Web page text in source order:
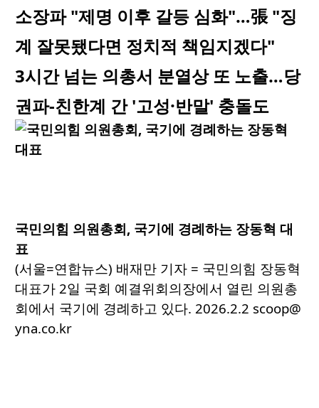
소장파 "제명 이후 갈등 심화"…張 "징
계 잘못됐다면 정치적 책임지겠다"
3시간 넘는 의총서 분열상 또 노출…당
권파-친한계 간 '고성·반말' 충돌도
국민의힘 의원총회, 국기에 경례하는 장동혁 대
표
(서울=연합뉴스) 배재만 기자 = 국민의힘 장동혁
대표가 2일 국회 예결위회의장에서 열린 의원총
회에서 국기에 경례하고 있다. 2026.2.2 scoop@
yna.co.kr